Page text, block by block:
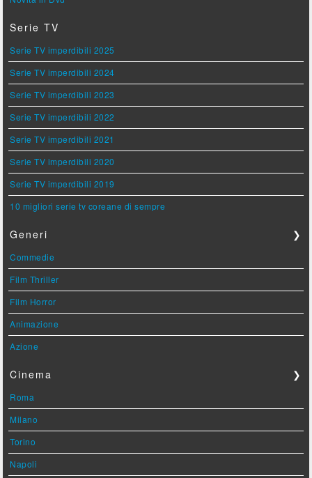
Serie TV
Serie TV imperdibili 2025
Serie TV imperdibili 2024
Serie TV imperdibili 2023
Serie TV imperdibili 2022
Serie TV imperdibili 2021
Serie TV imperdibili 2020
Serie TV imperdibili 2019
10 migliori serie tv coreane di sempre
Generi ❯
Commedie
Film Thriller
Film Horror
Animazione
Azione
Cinema ❯
Roma
Milano
Torino
Napoli